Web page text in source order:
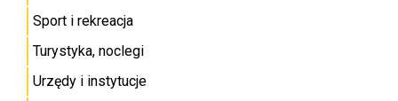
Sport i rekreacja
Turystyka, noclegi
Urzędy i instytucje